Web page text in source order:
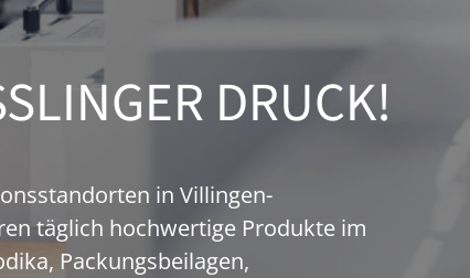
DRUCK!
in Villingen-
täglich hochwertige Produkte im
Packungsbeilagen,